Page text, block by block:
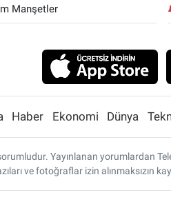
Manşetler
Haber Ekonomi Dünya
Yayınlanan yorumlardan
ve fotoğraflar izin alınmaksızın